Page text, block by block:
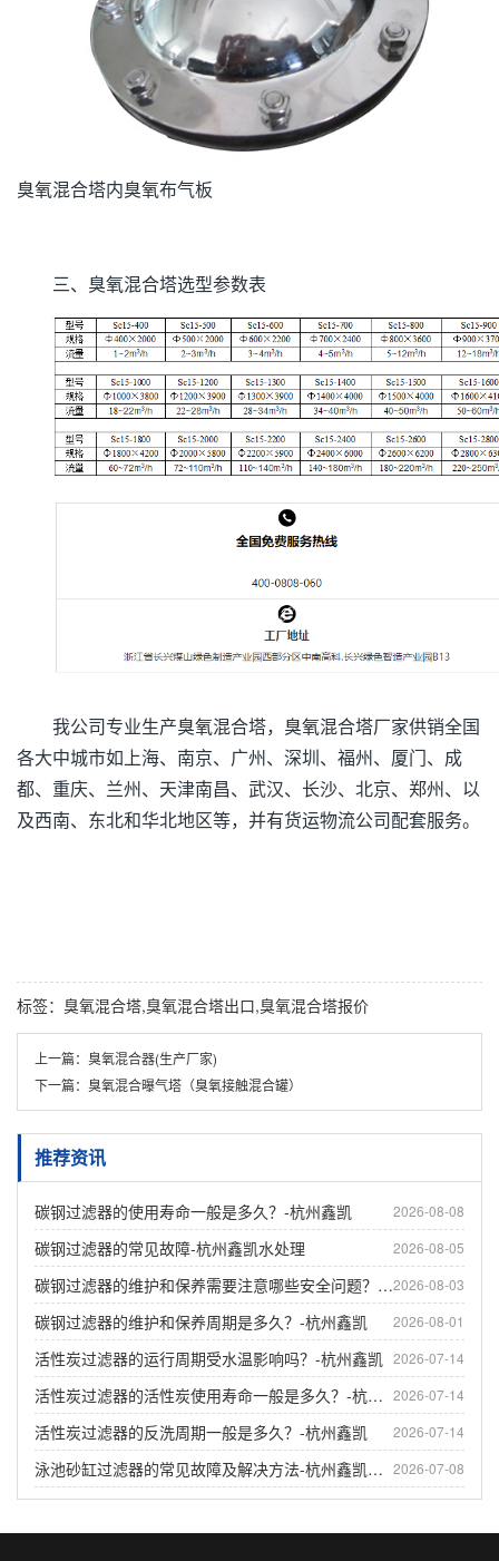
臭氧混合塔内臭氧布气板
三、臭氧混合塔选型参数表
我公司专业生产臭氧混合塔，臭氧混合塔厂家供销全国
各大中城市如上海、南京、广州、深圳、福州、厦门、成
都、重庆、兰州、天津南昌、武汉、长沙、北京、郑州、以
及西南、东北和华北地区等，并有货运物流公司配套服务。
标签：臭氧混合塔,臭氧混合塔出口,臭氧混合塔报价
上一篇： 臭氧混合器(生产厂家)
下一篇： 臭氧混合曝气塔（臭氧接触混合罐）
推荐资讯
2026-08-08
碳钢过滤器的使用寿命一般是多久？-杭州鑫凯
2026-08-05
碳钢过滤器的常见故障-杭州鑫凯水处理
2026-08-03
碳钢过滤器的维护和保养需要注意哪些安全问题？-杭州鑫凯
2026-08-01
碳钢过滤器的维护和保养周期是多久？-杭州鑫凯
2026-07-14
活性炭过滤器的运行周期受水温影响吗？-杭州鑫凯
2026-07-14
活性炭过滤器的活性炭使用寿命一般是多久？-杭州鑫凯
2026-07-14
活性炭过滤器的反洗周期一般是多久？-杭州鑫凯
2026-07-08
泳池砂缸过滤器的常见故障及解决方法-杭州鑫凯水处理